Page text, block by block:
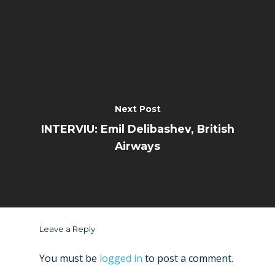
Next Post
INTERVIU: Emil Delibashev, British
Airways
Leave a Reply
You must be logged in to post a comment.